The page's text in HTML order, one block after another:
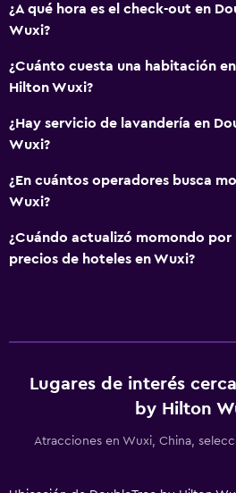
General
Caja fuerte
Gimnasio
¿A qué hora es el check-out en
Wuxi?
¿Cuánto cuesta una habitación
Hilton Wuxi?
¿Hay servicio de lavandería en
Wuxi?
¿En cuántos operadores busca
Wuxi?
¿Cuándo actualizó momondo por
precios de hoteles en Wuxi?
Lugares de interés
by Hilton
Atracciones en Wuxi, China,